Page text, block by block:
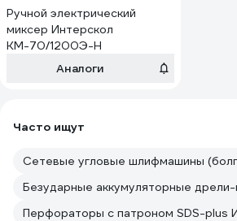
Ручной электрический
миксер Интерскол
КМ-70/1200Э-Н
Аналоги
Часто ищут
Сетевые угловые шлифмашины
Перфораторы с патроном SDS-plus